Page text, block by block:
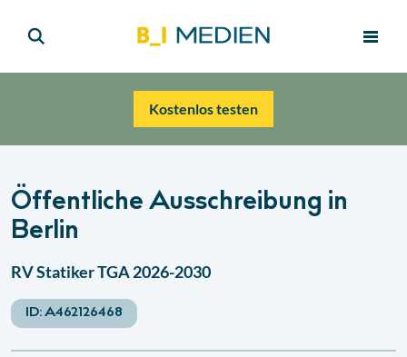
Kostenlos testen
Öffentliche Ausschreibung in
Berlin
RV Statiker TGA 2026-2030
ID:A462126468